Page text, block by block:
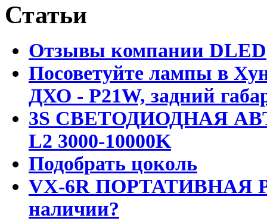
Статьи
Отзывы компании DLED
Посоветуйте лампы в
ДХО - P21W, задний
3S СВЕТОДИОДНАЯ
L2 3000-10000K
Подобрать цоколь
VX-6R ПОРТАТИВНАЯ
наличии?